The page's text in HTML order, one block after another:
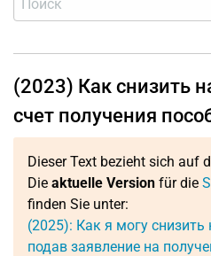
(2023) Как снизить
счет получения
Dieser Text bezieht sich auf
Die aktuelle Version für die
finden Sie unter:
(2025): Как я могу снизить
подав заявление на